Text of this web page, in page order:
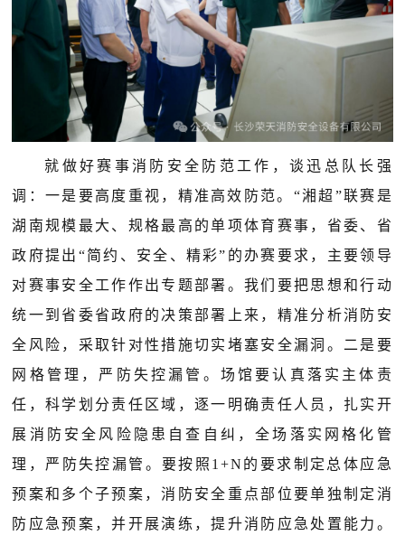
就做好赛事消防安全防范工作，谈迅总队长强
调：一是要高度重视，精准高效防范。“湘超”联赛是
湖南规模最大、规格最高的单项体育赛事，省委、省
政府提出“简约、安全、精彩”的办赛要求，主要领导
对赛事安全工作作出专题部署。我们要把思想和行动
统一到省委省政府的决策部署上来，精准分析消防安
全风险，采取针对性措施切实堵塞安全漏洞。二是要
网格管理，严防失控漏管。场馆要认真落实主体责
任，科学划分责任区域，逐一明确责任人员，扎实开
展消防安全风险隐患自查自纠，全场落实网格化管
理，严防失控漏管。要按照1+N的要求制定总体应急
预案和多个子预案，消防安全重点部位要单独制定消
防应急预案，并开展演练，提升消防应急处置能力。